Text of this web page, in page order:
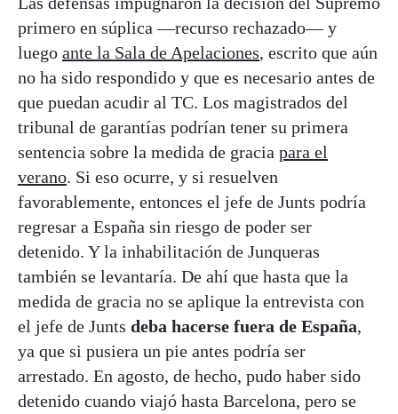
primero en súplica —recurso rechazado— y
luego ante la Sala de Apelaciones, escrito que aún
no ha sido respondido y que es necesario antes de
que puedan acudir al TC. Los magistrados del
tribunal de garantías podrían tener su primera
sentencia sobre la medida de gracia para el
verano. Si eso ocurre, y si resuelven
favorablemente, entonces el jefe de Junts podría
regresar a España sin riesgo de poder ser
detenido. Y la inhabilitación de Junqueras
también se levantaría. De ahí que hasta que la
medida de gracia no se aplique la entrevista con
el jefe de Junts deba hacerse fuera de España,
ya que si pusiera un pie antes podría ser
arrestado. En agosto, de hecho, pudo haber sido
detenido cuando viajó hasta Barcelona, pero se